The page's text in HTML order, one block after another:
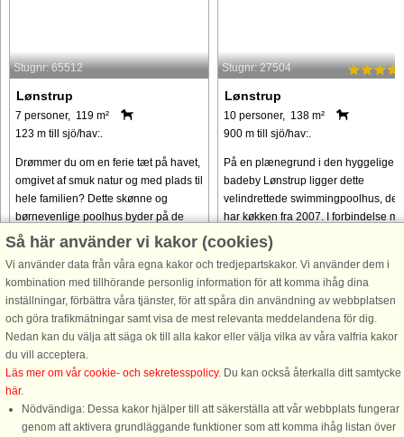
Stugnr: 65512
Lønstrup
7 personer, 119 m²
123 m till sjö/hav:.
Drømmer du om en ferie tæt på havet,
omgivet af smuk natur og med plads til
hele familien? Dette skønne og
børnevenlige poolhus byder på de
perfekte rammer for afslapning og
från 15.585 SEK
Stugnr: 27504
Lønstrup
10 personer, 138 m²
900 m till sjö/hav:.
På en plænegrund i den hyggelige
badeby Lønstrup ligger dette
velindrettede swimmingpoolhus, der
har køkken fra 2007. I forbindelse
swimmingpoolen er der adgang til
sauna, spabad og ekstra
badeværelse ...
från 8.626 SEK
Så här använder vi kakor (cookies)
Vi använder data från våra egna kakor och tredjepartskakor. Vi använder dem i
kombination med tillhörande personlig information för att komma ihåg dina
inställningar, förbättra våra tjänster, för att spåra din användning av webbplatsen
och göra trafikmätningar samt visa de mest relevanta meddelandena för dig.
Nedan kan du välja att säga ok till alla kakor eller välja vilka av våra valfria kakor
du vill acceptera.
Läs mer om vår cookie- och sekretesspolicy. Du kan också återkalla ditt samtycke
här.
Nödvändiga: Dessa kakor hjälper till att säkerställa att vår webbplats fungerar
genom att aktivera grundläggande funktioner som att komma ihåg listan över